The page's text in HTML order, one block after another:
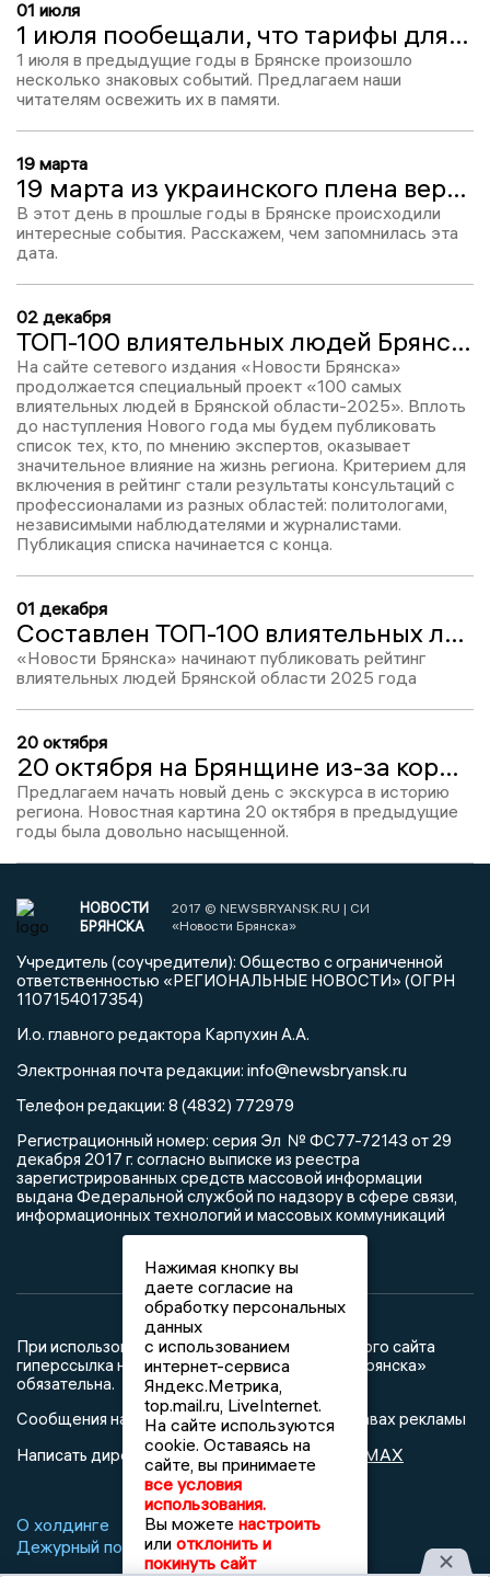
01 июля
1 июля пообещали, что тарифы для брянцев вырастут не больше всех по стране
1 июля в предыдущие годы в Брянске произошло
несколько знаковых событий. Предлагаем наши
читателям освежить их в памяти.
19 марта
19 марта из украинского плена вернулись два жителя Брянской области
В этот день в прошлые годы в Брянске происходили
интересные события. Расскажем, чем запомнилась эта
дата.
02 декабря
ТОП-100 влиятельных людей Брянской области – 2025: Татьяна Самойленко, место № 94
На сайте сетевого издания «Новости Брянска»
продолжается специальный проект «100 самых
влиятельных людей в Брянской области-2025». Вплоть
до наступления Нового года мы будем публиковать
список тех, кто, по мнению экспертов, оказывает
значительное влияние на жизнь региона. Критерием для
включения в рейтинг стали результаты консультаций с
профессионалами из разных областей: политологами,
независимыми наблюдателями и журналистами.
Публикация списка начинается с конца.
01 декабря
Составлен ТОП-100 влиятельных людей Брянской области: назовем выбывших за год
«Новости Брянска» начинают публиковать рейтинг
влиятельных людей Брянской области 2025 года
20 октября
20 октября на Брянщине из-за коронавируса объявили нерабочими дни с 30 октября по 7 ноября
Предлагаем начать новый день с экскурса в историю
региона. Новостная картина 20 октября в предыдущие
годы была довольно насыщенной.
НОВОСТИ
БРЯНСКА
2017 © NEWSBRYANSK.RU | СИ
«Новости Брянска»
Учредитель (соучредители): Общество с ограниченной
ответственностью «РЕГИОНАЛЬНЫЕ НОВОСТИ» (ОГРН
1107154017354)
И.о. главного редактора Карпухин А.А.
Электронная почта редакции: info@newsbryansk.ru
Телефон редакции: 8 (4832) 772979
Регистрационный номер: серия Эл № ФС77-72143 от 29
декабря 2017 г. согласно выписке из реестра
зарегистрированных средств массовой информации
выдана Федеральной службой по надзору в сфере связи,
информационных технологий и массовых коммуникаций
При использовании любого материала с данного сайта
гиперссылка на Сетевое издание «Новости Брянска»
обязательна.
Сообщения на сером фоне размещены на правах рекламы
Написать директору в телеграм@mazov MAX
О холдинге Вакансии
Реклама
Дежурный по новостям
Нажимая кнопку вы
даете согласие на
обработку персональных
данных
с использованием
интернет-сервиса
Яндекс.Метрика,
top.mail.ru, LiveInternet.
На сайте используются
cookie. Оставаясь на
сайте, вы принимаете
все условия
использования.
Вы можете настроить
или отклонить и
покинуть сайт